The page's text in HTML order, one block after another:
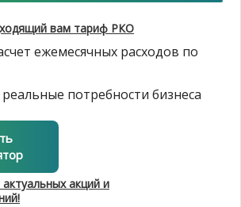
вам тариф РКО
ежемесячных расходов по
потребности бизнеса
акций и